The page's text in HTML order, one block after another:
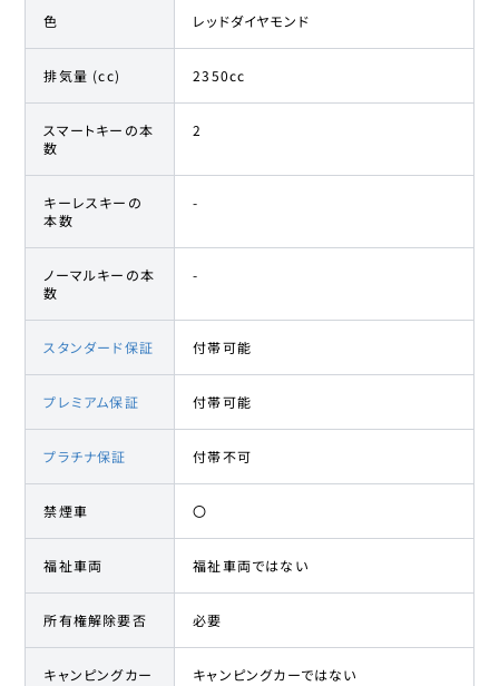
色 レッドダイヤモンド
排気量 (cc) 2350cc
スマートキーの本
数
2
キーレスキーの
本数
-
ノーマルキーの本
数
-
スタンダード保証 付帯可能
プレミアム保証 付帯可能
プラチナ保証 付帯不可
禁煙車 〇
福祉車両 福祉車両ではない
所有権解除要否 必要
キャンピングカー キャンピングカーではない